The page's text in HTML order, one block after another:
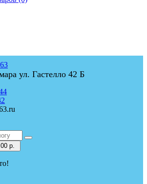
ул. Гастелло 42 Б
р.